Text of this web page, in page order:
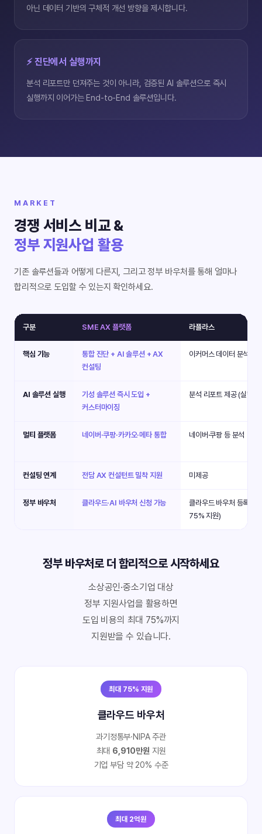
아닌 데이터 기반의 구체적 개선 방향을 제시합니다.
⚡ 진단에서 실행까지
분석 리포트만 던져주는 것이 아니라, 검증된 AI 솔루션으로 즉시
실행까지 이어가는 End-to-End 솔루션입니다.
MARKET
경쟁 서비스 비교 &
정부 지원사업 활용
기존 솔루션들과 어떻게 다른지, 그리고 정부 바우처를 통해 얼마나
합리적으로 도입할 수 있는지 확인하세요.
구분 SME AX 플랫폼 라플라스
핵심 기능
통합 진단 + AI 솔루션 + AX
컨설팅
이커머스 데이터 분석 ·
AI 솔루션 실행
기성 솔루션 즉시 도입 +
커스터마이징
분석 리포트 제공 (실행은
멀티 플랫폼 네이버·쿠팡·카카오·메타 통합 네이버·쿠팡 등 분석
컨설팅 연계 전담 AX 컨설턴트 밀착 지원 미제공
정부 바우처 클라우드·AI 바우처 신청 가능
클라우드 바우처 등록 (최
75% 지원)
정부 바우처로 더 합리적으로 시작하세요
소상공인·중소기업 대상
정부 지원사업을 활용하면
도입 비용의 최대 75%까지
지원받을 수 있습니다.
최대 75% 지원
클라우드 바우처
과기정통부·NIPA 주관
최대 6,910만원 지원
기업 부담 약 20% 수준
최대 2억원